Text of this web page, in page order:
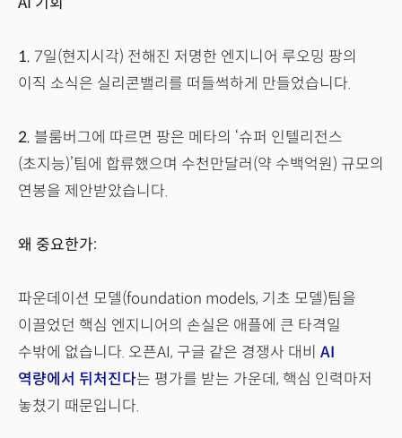
1. 7일(현지시각) 전해진 저명한 엔지니어 루오밍 팡의
이직 소식은 실리콘밸리를 떠들썩하게 만들었습니다.
2. 블룸버그에 따르면 팡은 메타의 ‘슈퍼 인텔리전스
(초지능)’팀에 합류했으며 수천만달러(약 수백억원) 규모의
연봉을 제안받았습니다.
왜 중요한가:
파운데이션 모델(foundation models, 기초 모델)팀을
이끌었던 핵심 엔지니어의 손실은 애플에 큰 타격일
수밖에 없습니다. 오픈AI, 구글 같은 경쟁사 대비 AI
역량에서 뒤처진다는 평가를 받는 가운데, 핵심 인력마저
놓쳤기 때문입니다.